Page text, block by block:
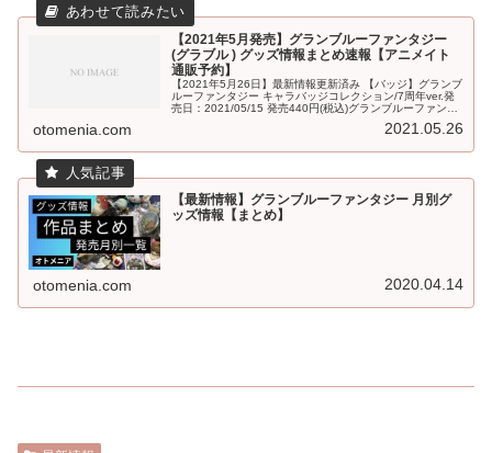
【2021年5月発売】グランブルーファンタジー
(グラブル ) グッズ情報まとめ速報【アニメイト
通販予約】
【2021年5月26日】最新情報更新済み 【バッジ】グランブ
ルーファンタジー キャラバッジコレクション/7周年ver.発
売日：2021/05/15 発売440円(税込)グランブルーファンタ
otomenia.com 2021.05.26
【最新情報】グランブルーファンタジー 月別グ
ッズ情報【まとめ】
otomenia.com 2020.04.14